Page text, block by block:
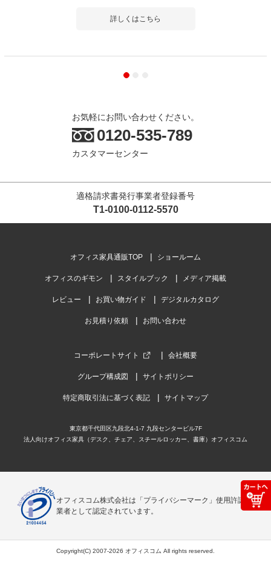
詳しくはこちら
お気軽にお問い合わせください。
0120-535-789
カスタマーセンター
適格請求書発行事業者登録番号
T1-0100-0112-5570
オフィス家具通販TOP ショールーム
オフィスのギモン スタイルブック メディア掲載
レビュー お買い物ガイド デジタルカタログ
お見積り依頼 お問い合わせ
コーポレートサイト 会社概要
グループ構成図 サイトポリシー
特定商取引法に基づく表記 サイトマップ
東京都千代田区九段北4-1-7 九段センタービル7F
法人向けオフィス家具（デスク、チェア、スチールロッカー、書庫）オフィスコム
オフィスコム株式会社は「プライバシーマーク」使用許諾事
業者として認定されています。
Copyright(C) 2007-2026 オフィスコム All rights reserved.